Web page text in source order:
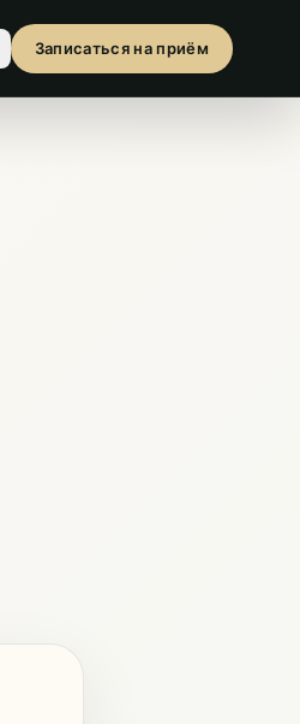
Записаться на приём